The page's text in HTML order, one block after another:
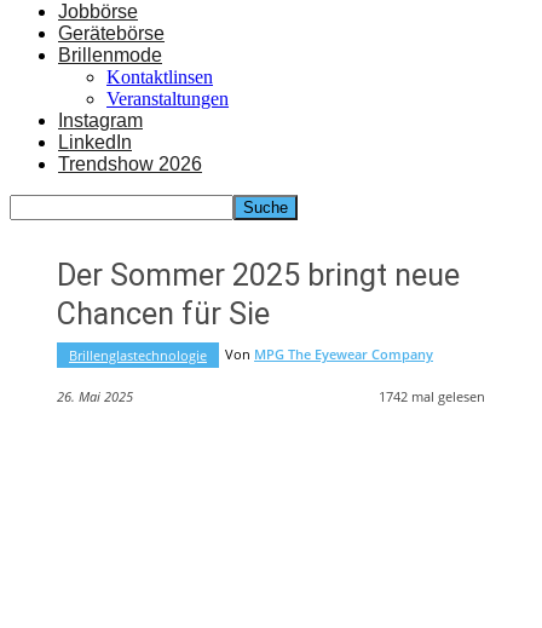
Jobbörse
Gerätebörse
Brillenmode
Kontaktlinsen
Veranstaltungen
Instagram
LinkedIn
Trendshow 2026
Der Sommer 2025 bringt neue
Chancen für Sie
Brillenglastechnologie Von MPG The Eyewear Company
26. Mai 2025 1742 mal gelesen